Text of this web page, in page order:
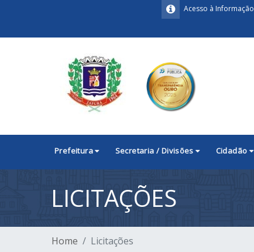
Acesso à Informação
Prefeitura Secretaria / Divisões Cidadão
LICITAÇÕES
Home Licitações